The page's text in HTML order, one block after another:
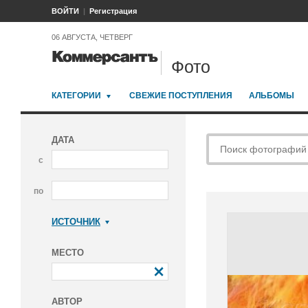
ВОЙТИ Регистрация
06 АВГУСТА, ЧЕТВЕРГ
Фото
КАТЕГОРИИ СВЕЖИЕ ПОСТУПЛЕНИЯ АЛЬБОМЫ
ДАТА
с
по
ИСТОЧНИК
МЕСТО
АВТОР